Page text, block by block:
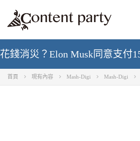
花錢消災？Elon Musk同意支付
首頁 現有內容 Mash-Digi Mash-Digi